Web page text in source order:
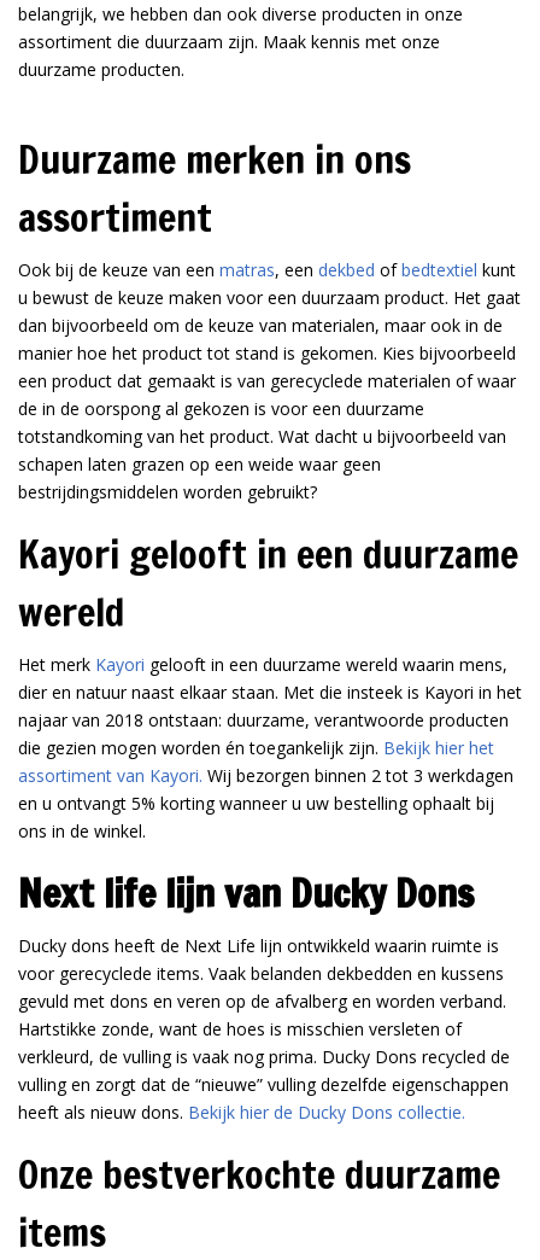
belangrijk, we hebben dan ook diverse producten in onze
assortiment die duurzaam zijn. Maak kennis met onze
duurzame producten.
Duurzame merken in ons
assortiment
Ook bij de keuze van een matras, een dekbed ofbedtextiel kunt
u bewust de keuze maken voor een duurzaam product. Het gaat
dan bijvoorbeeld om de keuze van materialen, maar ook in de
manier hoe het product tot stand is gekomen. Kies bijvoorbeeld
een product dat gemaakt is van gerecyclede materialen of waar
de in de oorspong al gekozen is voor een duurzame
totstandkoming van het product. Wat dacht u bijvoorbeeld van
schapen laten grazen op een weide waar geen
bestrijdingsmiddelen worden gebruikt?
Kayori gelooft in een duurzame
wereld
Het merk Kayori gelooft in een duurzame wereld waarin mens,
dier en natuur naast elkaar staan. Met die insteek is Kayori in het
najaar van 2018 ontstaan: duurzame, verantwoorde producten
die gezien mogen worden én toegankelijk zijn. Bekijk hier het
assortiment van Kayori. Wij bezorgen binnen 2 tot 3 werkdagen
en u ontvangt 5% korting wanneer u uw bestelling ophaalt bij
ons in de winkel.
Next life lijn van Ducky Dons
Ducky dons heeft de Next Life lijn ontwikkeld waarin ruimte is
voor gerecyclede items. Vaak belanden dekbedden en kussens
gevuld met dons en veren op de afvalberg en worden verband.
Hartstikke zonde, want de hoes is misschien versleten of
verkleurd, de vulling is vaak nog prima. Ducky Dons recycled de
vulling en zorgt dat de “nieuwe” vulling dezelfde eigenschappen
heeft als nieuw dons. Bekijk hier de Ducky Dons collectie.
Onze bestverkochte duurzame
items